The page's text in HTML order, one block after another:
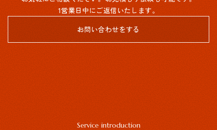
1営業日中にご返信いたします。
お問い合わせをする
Service introduction